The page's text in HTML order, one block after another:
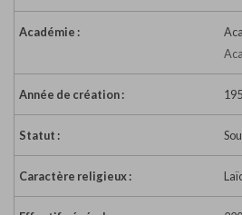
Académie :
Année de création :
Statut :
Caractère religieux :